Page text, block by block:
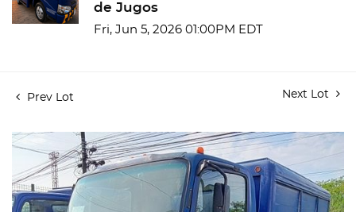
de Jugos
Fri, Jun 5, 2026 01:00PM EDT
Prev Lot Next Lot